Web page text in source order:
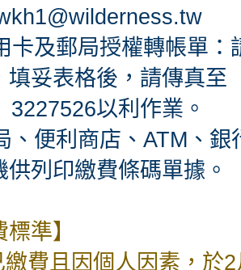
卡及郵局授權轉帳單
填妥表格後，請傳真至
3227526以利作業。
、便利商店、ATM、
供列印繳費條碼單據。
標準】
繳費且因個人因素，於